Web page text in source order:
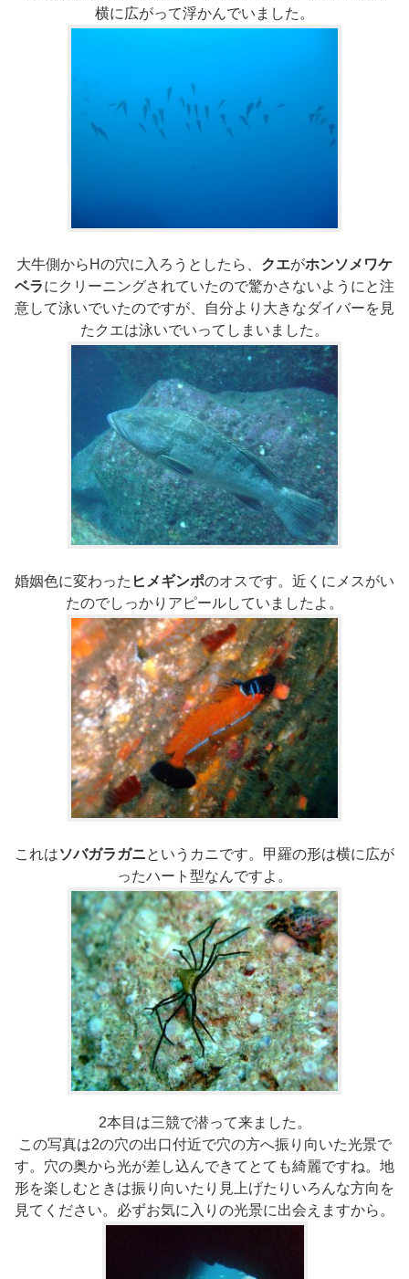
横に広がって浮かんでいました。
大牛側からHの穴に入ろうとしたら、 クエがホンソメワケ
ベラにクリーニングされていたので驚かさないようにと注
意して泳いでいたのですが、自分より大きなダイバーを見
たクエは泳いでいってしまいました。
婚姻色に変わった ヒメギンポのオスです。近くにメスがい
たのでしっかりアピールしていましたよ。
これはソバガラガニというカニです。甲羅の形は横に広が
ったハート型なんですよ。
2本目は三競で潜って来ました。
この写真は2の穴の出口付近で穴の方へ振り向いた光景で
す。穴の奥から光が差し込んできてとても綺麗ですね。地
形を楽しむときは振り向いたり見上げたりいろんな方向を
見てください。必ずお気に入りの光景に出会えますから。